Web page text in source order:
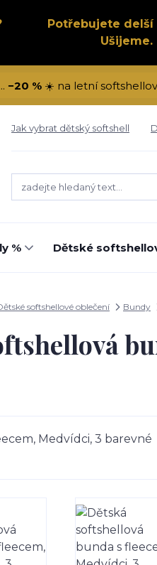
Potřebujete delší
Ušijeme.
−20 %☀️ na letní
Jak vybrat dětský softshell
% Dětské
softshellové oblečení Bundy